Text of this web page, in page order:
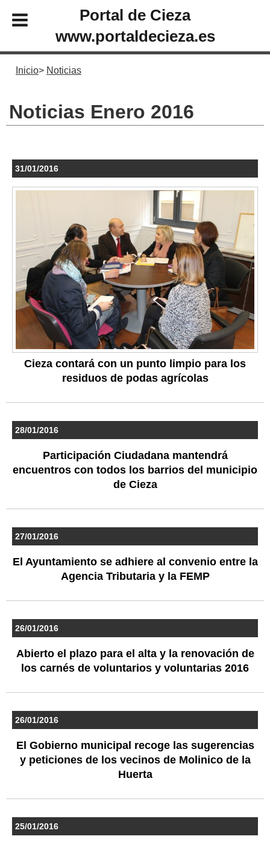
Portal de Cieza
www.portaldecieza.es
Inicio Noticias
Noticias Enero 2016
31/01/2016
Cieza contará con un punto limpio para los
residuos de podas agrícolas
28/01/2016
Participación Ciudadana mantendrá
encuentros con todos los barrios del municipio
de Cieza
27/01/2016
El Ayuntamiento se adhiere al convenio entre la
Agencia Tributaria y la FEMP
26/01/2016
Abierto el plazo para el alta y la renovación de
los carnés de voluntarios y voluntarias 2016
26/01/2016
El Gobierno municipal recoge las sugerencias
y peticiones de los vecinos de Molinico de la
Huerta
25/01/2016